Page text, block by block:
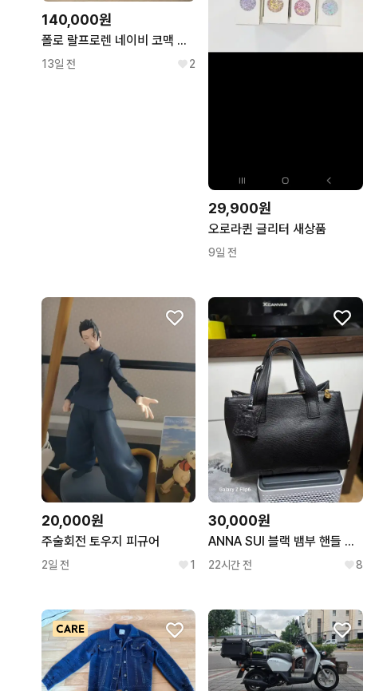
140,000원
폴로 랄프로렌 네이비 코맥 반바지
13일 전 2
29,900원
오로라퀸 글리터 새상품
9일 전
20,000원
주술회전 토우지 피규어
2일 전 1
30,000원
ANNA SUI 블랙 뱀부 핸들 소가죽 토트백
22시간 전 8